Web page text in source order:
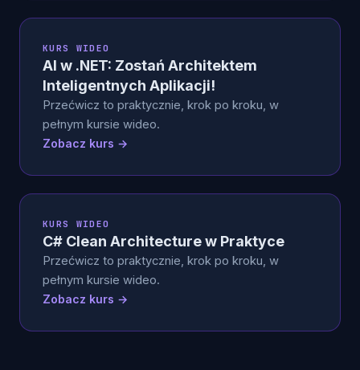
KURS WIDEO
AI w .NET: Zostań Architektem
Inteligentnych Aplikacji!
Przećwicz to praktycznie, krok po kroku, w
pełnym kursie wideo.
Zobacz kurs →
KURS WIDEO
C# Clean Architecture w Praktyce
Przećwicz to praktycznie, krok po kroku, w
pełnym kursie wideo.
Zobacz kurs →